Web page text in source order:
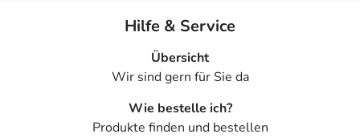
- allgemeine Schwäche
- immunologische Überempfindlichkeit
- allergische Hautreaktionen
Hilfe & Service
Übersicht
Wir sind gern für Sie da
Wie bestelle ich?
Produkte finden und bestellen